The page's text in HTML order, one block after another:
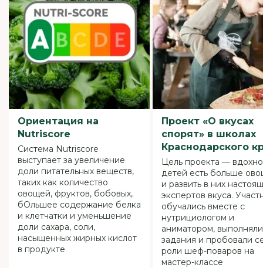
Ориентация на
Nutriscore
Система Nutriscore
выступает за увеличение
доли питательных веществ,
таких как количество
овощей, фруктов, бобовых,
бОльшее содержание белка
и клетчатки и уменьшение
доли сахара, соли,
насыщенных жирных кислот
в продукте
Проект «О вкусах
спорят» в школах
Краснодарcкого
Цель проекта —
детей есть больше
и развить в них
экспертов вкуса.
обучались вместе с
нутрициологом и
аниматором, выполняли
задания и пробовали
роли шеф-поваров на
мастер-классе